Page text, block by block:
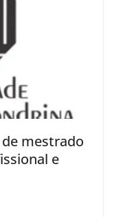
de mestrado
e